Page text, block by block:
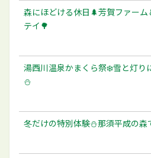
森にほどける休日🌲芳賀ファー
テイ🌳
湯西川温泉かまくら祭❄️雪と灯り
⛄️
冬だけの特別体験⛄️那須平成の森